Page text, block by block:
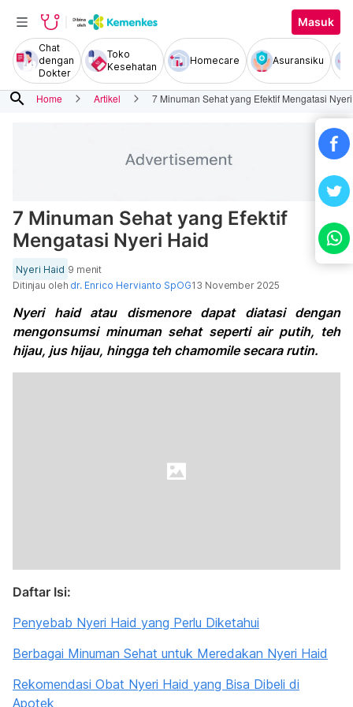
Masuk
Chat
dengan
Dokter
Toko
Kesehatan
Homecare Asuransiku
search Home Artikel 7 Minuman Sehat yang Efektif Mengatasi
7 Minuman Sehat yang Efektif
Mengatasi Nyeri Haid
Nyeri Haid 9 menit
Ditinjau oleh dr. Enrico Hervianto SpOG13 November 2025
Nyeri haid atau dismenore dapat diatasi dengan
mengonsumsi minuman sehat seperti air putih, teh
hijau, jus hijau, hingga teh chamomile secara rutin.
Daftar Isi:
Penyebab Nyeri Haid yang Perlu Diketahui
Berbagai Minuman Sehat untuk Meredakan Nyeri Haid
Rekomendasi Obat Nyeri Haid yang Bisa Dibeli di
Apotek